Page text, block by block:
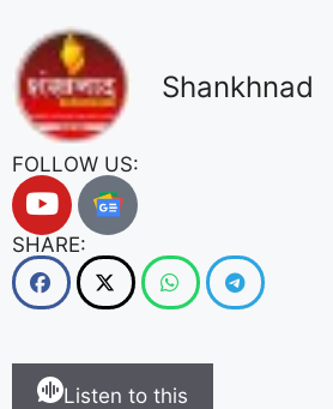
Shankhnad
FOLLOW US:
SHARE:
Listen to this